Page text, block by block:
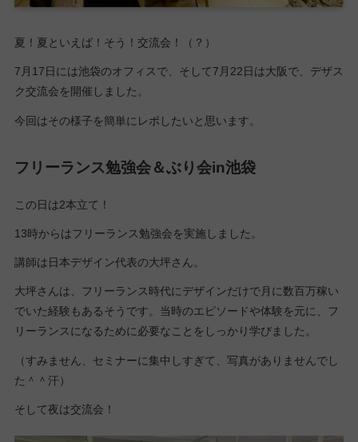
夏！夏といえば！そう！交流会！（？）
7月17日には池袋のオフィスで、そして7月22日は大阪で、デザス
ク交流会を開催しました。
今回はその様子を簡単にレポしたいと思います。
フリーランス勉強会＆ぶり会in池袋
この日は2本立て！
13時からはフリーランス勉強会を実施しました。
講師は日本デザイン代表の大坪さん。
大坪さんは、フリーランス時代にデザインだけで月に数百万稼い
でいた経験もあるそうです。当時のエピソードや体験を元に、フ
リーランスになるために必要なことをしっかり学びました。
（すみません、セミナーに集中しすぎて、写真がありませんでし
た＾＾汗）
そして夜は交流会！